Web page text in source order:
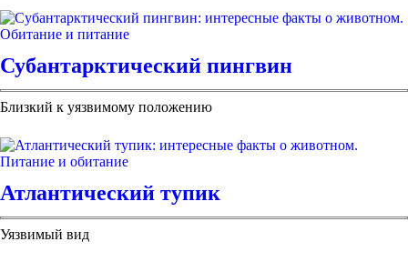
Субантарктический пингвин
Близкий к уязвимому положению
Атлантический тупик
Уязвимый вид